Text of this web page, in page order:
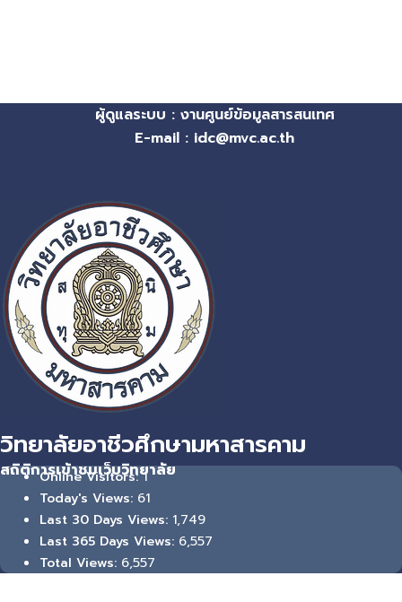
ผู้ดูแลระบบ : งานศูนย์ข้อมูลสารสนเทศ
E-mail : idc@mvc.ac.th
วิทยาลัยอาชีวศึกษามหาสารคาม
สถิติการเข้าชมเว็บวิทยาลัย
Online Visitors:1
Today's Views: 61
Last 30 Days Views: 1,749
Last 365 Days Views: 6,557
Total Views: 6,557